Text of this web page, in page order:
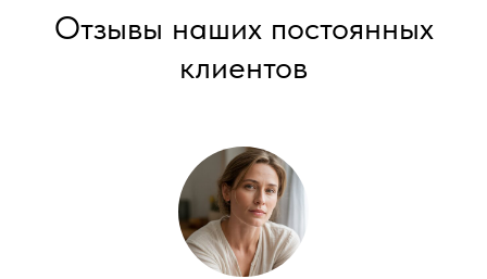
Отзывы наших постоянных
клиентов